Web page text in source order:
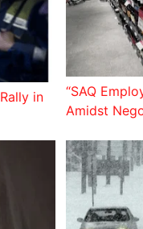
in
“SAQ
Amidst